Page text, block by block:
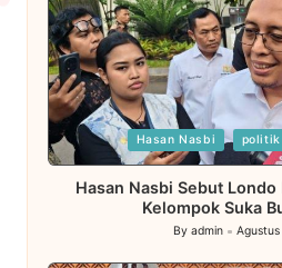
Posted
in
Hasan Nasbi politik
Hasan Nasbi Sebut
Kelompok Suka
Posted
by
By admin